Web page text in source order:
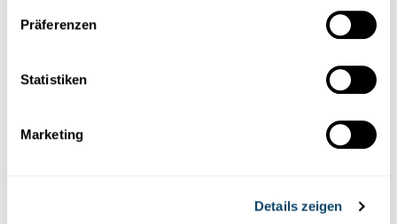
Präferenzen
Statistiken
Marketing
Details zeigen
Bau e Schnéimännchen ouni Schnéi – a looss
FNR